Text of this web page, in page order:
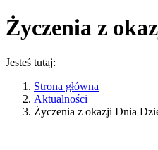
Życzenia z
Jesteś tutaj:
Strona główna
Aktualności
Życzenia z okazji Dnia